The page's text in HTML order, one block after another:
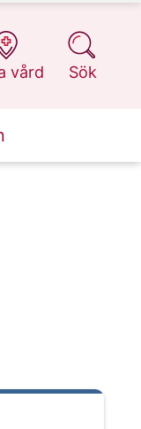
vård
Sök
på 1177.se